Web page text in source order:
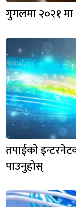
गुगलमा २०२१
तपाईको
पाउनुहोस्